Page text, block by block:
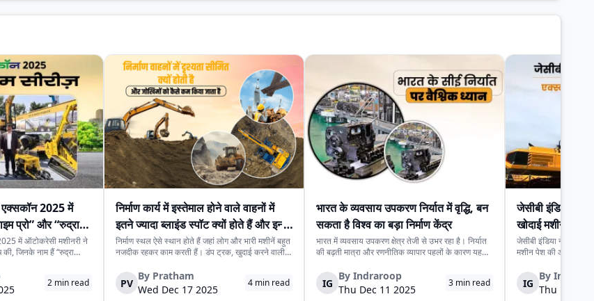
एक्सकॉन 2025 में
प्रो” और “रुद्रा
में ऑटोकरेसी मशीनरी ने
की, जिनके नाम हैं “रुद्रा
जोखिम-भरे प्रोजेक्ट के लिए
2 min read
निर्माण कार्य में इस्तेमाल होने वाले वाहनों में
इतने ज्यादा ब्लाइंड स्पॉट क्यों होते हैं और इन्हें
कैसे संभाला जाता है
निर्माण स्थल ऐसे स्थान होते हैं जहां लोग और भारी मशीनें बहुत
नजदीक रहकर काम करती हैं। डंप ट्रक, खुदाई करने वाली
लिए जरूरी होते हैं, लेकिन इनके साथ सुरक्षा से जुड़े खतरे भी
बढ़ जाते हैं। इनमें सबस...
PV
By Pratham
Wed Dec 17 2025
4 min read
भारत के व्यवसाय उपकरण निर्यात में वृद्धि, बन
सकता है विश्व का बड़ा निर्माण केंद्र
भारत में व्यवसाय उपकरण क्षेत्र तेजी से उभर रहा है। निर्यात
की बढ़ती मात्रा और रणनीतिक व्यापार पहलों के कारण यह
सरकार ने इस उद्योग को उच्च संभावनाओं वाला और निर्यात
उन्मुख मानकर अंतरराष्ट्रीय...
IG
By Indraroop
Thu Dec 11 2025
3 min read
जेसीबी इंडिया ने
खोदाई मशीन पेश की
जेसीबी इंडिया ने
मशीन पेश की और अपने
निर्माण क्षेत्र को एक
लंबी अवधि की नीतियों
IG
By
Thu Dec 11